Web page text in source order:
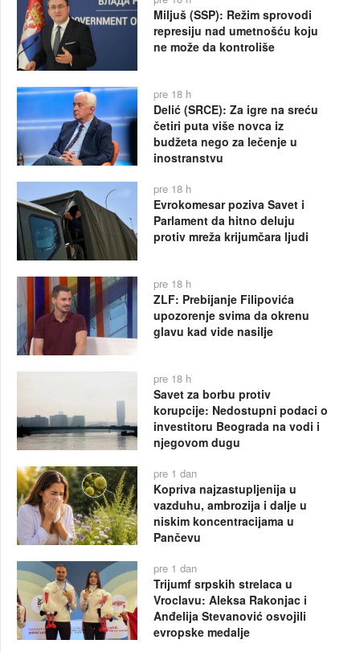
Miljuš (SSP): Režim sprovodi
represiju nad umetnošću koju
ne može da kontroliše
pre 18 h
Delić (SRCE): Za igre na sreću
četiri puta više novca iz
budžeta nego za lečenje u
inostranstvu
pre 18 h
Evrokomesar poziva Savet i
Parlament da hitno deluju
protiv mreža krijumčara ljudi
pre 18 h
ZLF: Prebijanje Filipovića
upozorenje svima da okrenu
glavu kad vide nasilje
pre 18 h
Savet za borbu protiv
korupcije: Nedostupni podaci o
investitoru Beograda na vodi i
njegovom dugu
pre 1 dan
Kopriva najzastupljenija u
vazduhu, ambrozija i dalje u
niskim koncentracijama u
Pančevu
pre 1 dan
Trijumf srpskih strelaca u
Vroclavu: Aleksa Rakonjac i
Anđelija Stevanović osvojili
evropske medalje